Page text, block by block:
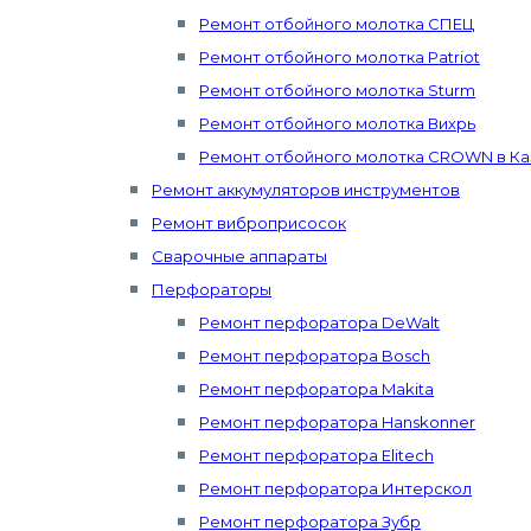
Ремонт отбойного молотка СПЕЦ
Ремонт отбойного молотка Patriot
Ремонт отбойного молотка Sturm
Ремонт отбойного молотка Вихрь
Ремонт отбойного молотка CROWN в
Ремонт аккумуляторов инструментов
Ремонт виброприсосок
Сварочные аппараты
Перфораторы
Ремонт перфоратора DeWalt
Ремонт перфоратора Bosch
Ремонт перфоратора Makita
Ремонт перфоратора Hanskonner
Ремонт перфоратора Elitech
Ремонт перфоратора Интерскол
Ремонт перфоратора Зубр